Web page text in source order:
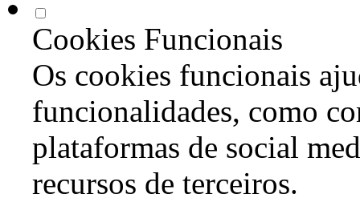
Cookies Funcionais
Os cookies funcionais
funcionalidades, como
plataformas de social
recursos de terceiros.